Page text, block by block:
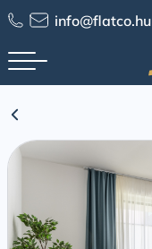
Skip
to
content
info@flatco.hu